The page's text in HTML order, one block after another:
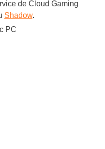
de Cloud Gaming
Shadow.
PC